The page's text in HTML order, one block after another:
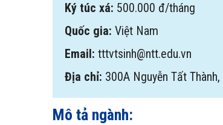
Ký túc xá: 500.000 đ/tháng
Quốc gia: Việt Nam
Email: tttvtsinh@ntt.edu.vn
Địa chỉ: 300A Nguyễn Tất
Mô tả ngành: